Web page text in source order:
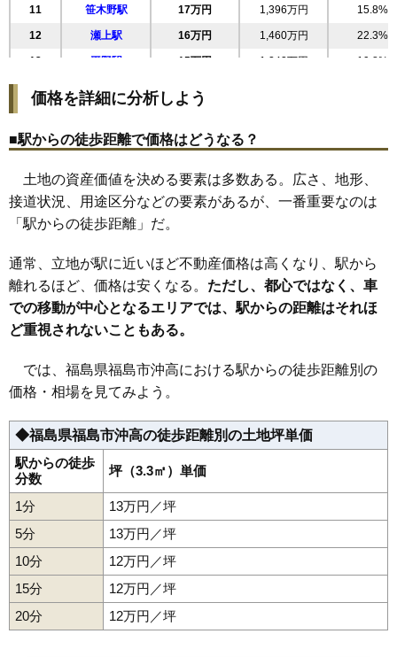
30 八島町 24万円 1,432万円 20.8%
31 豊田町 23万円 1,078万円 15.0%
32 森合町 23万円 1,493万円 26.0%
34 泉 22万円
35 堀河町 22万円
37 郷野目 22万円 1,673万円 23.1%
22万円 20.0%
40 松山町 22万円 1,487万円 20.1%
41 御山 21万円 1,510万円 17.6%
42 八木田 20万円 1,393万円 19.4%
44 松浪町 20万円 1,692万円 22.2%
45 南沢又
46 宮代 19万円 1,274万円 14.8%
47 本内 19万円 1,441万円
48 伏拝 19万円
49 霞町 19万円 1,336万円 15.0%
50 北沢又 18万円 1,359万円 10.6%
51 鳥谷野 18万円 1,321万円 17.8%
52 御山町 18万円 1,469万円 10.6%
53
54 瀬上町
11 笹木野駅 17万円 1,396万円 15.8%
12 瀬上駅 16万円 1,460万円 22.3%
13 平野駅 15万円 1,242万円 19.8%
医王寺前駅
16 笹谷駅 14万円
桜水駅 12万円 980万円 10.7%
19 庭坂駅
21 松川駅 5.9万円 585万円 2.3%
22 向瀬上駅 5.5万円 307万円 7.5%
価格を詳細に分析しよう
■駅からの徒歩距離で価格はどうなる？
土地の資産価値を決める要素は多数ある。広さ、地形、
接道状況、用途区分などの要素があるが、一番重要なのは
「駅からの徒歩距離」だ。
通常、立地が駅に近いほど不動産価格は高くなり、駅から
離れるほど、価格は安くなる。 ただし、都心ではなく、車
での移動が中心となるエリアでは、駅からの距離はそれほ
ど重視されないこともある。
では、福島県福島市沖高における駅からの徒歩距離別の
価格・相場を見てみよう。
◆福島県福島市沖高の徒歩距離別の土地坪単価
駅からの徒歩
分数
坪（3.3㎡）単価
1分
13万円／坪
5分
13万円／坪
10分
12万円／坪
15分
12万円／坪
20分
12万円／坪